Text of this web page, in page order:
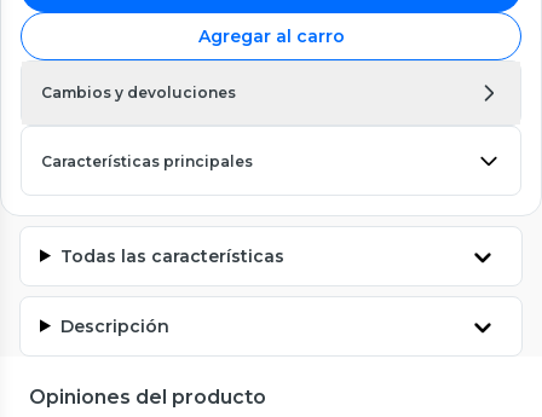
Agregar al carro
Cambios y devoluciones
Características principales
Todas las características
Descripción
Opiniones del producto